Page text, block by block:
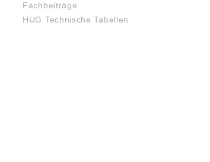
Fachbeiträge
HUG Technische Tabellen